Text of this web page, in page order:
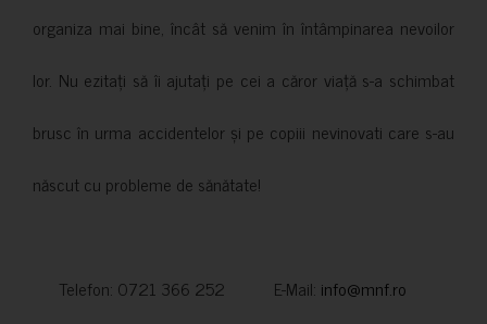
organiza mai bine, încât să venim în întâmpinarea nevoilor
lor. Nu ezitați să îi ajutați pe cei a căror viață s-a schimbat
brusc în urma accidentelor și pe copiii nevinovati care s-au
născut cu probleme de sănătate!
Telefon: 0721 366 252 E-Mail: info@mnf.ro